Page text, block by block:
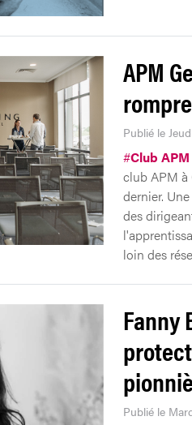
APM
Publié le
#Club APM
club APM à
dernier.
des
loin des
Fanny
Publié le